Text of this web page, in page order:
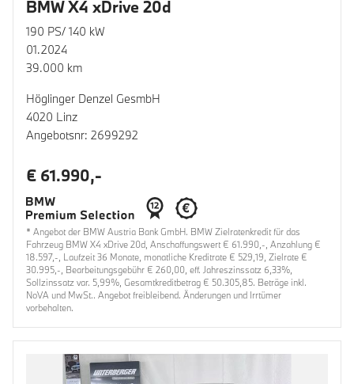
BMW X4 xDrive 20d
190 PS/ 140 kW
01.2024
39.000 km
Höglinger Denzel GesmbH
4020 Linz
Angebotsnr: 2699292
€ 61.990,-
* Angebot der BMW Austria Bank GmbH. BMW Zielratenkredit für das
Fahrzeug BMW X4 xDrive 20d, Anschaffungswert € 61.990,-, Anzahlung €
18.597,-, Laufzeit 36 Monate, monatliche Kreditrate € 529,19, Zielrate €
30.995,-, Bearbeitungsgebühr € 260,00, eff. Jahreszinssatz 6,33%,
Sollzinssatz var. 5,99%, Gesamtkreditbetrag € 50.305,85. Beträge inkl.
NoVA und MwSt.. Angebot freibleibend. Änderungen und Irrtümer
vorbehalten.